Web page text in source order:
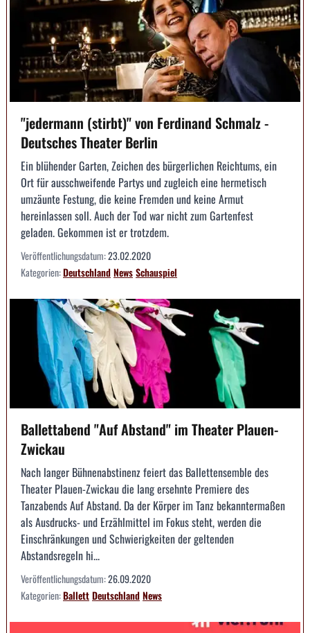
"jedermann (stirbt)" von Ferdinand Schmalz -
Deutsches Theater Berlin
Ein blühender Garten, Zeichen des bürgerlichen Reichtums, ein
Ort für ausschweifende Partys und zugleich eine hermetisch
umzäunte Festung, die keine Fremden und keine Armut
hereinlassen soll. Auch der Tod war nicht zum Gartenfest
geladen. Gekommen ist er trotzdem.
Veröffentlichungsdatum:23.02.2020
Kategorien:DeutschlandNewsSchauspiel
Ballettabend "Auf Abstand" im Theater Plauen-
Zwickau
Nach langer Bühnenabstinenz feiert das Ballettensemble des
Theater Plauen-Zwickau die lang ersehnte Premiere des
Tanzabends Auf Abstand. Da der Körper im Tanz bekanntermaßen
als Ausdrucks- und Erzählmittel im Fokus steht, werden die
Einschränkungen und Schwierigkeiten der geltenden
Abstandsregeln hi...
Veröffentlichungsdatum:26.09.2020
Kategorien:BallettDeutschlandNews